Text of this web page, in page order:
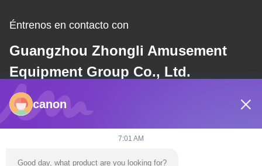
Éntrenos en contacto con
Guangzhou Zhongli Amusement
Equipment Group Co., Ltd.
Correo electrónico
dannie@zhongliyoule.com
canon
7:01 AM
Good day, what product are you looking for?